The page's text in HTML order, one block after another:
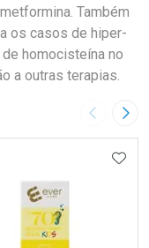
Também
os casos de hiper-
homocisteína no
a outras terapias.
Imagem
AOS FAVORITOS